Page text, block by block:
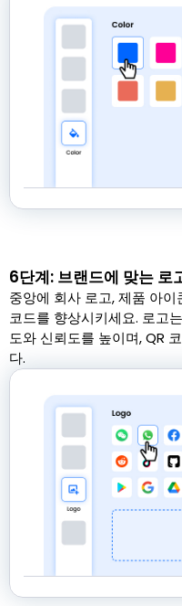
6단계: 브랜드에 맞는 로
중앙에 회사 로고, 제품 아
코드를 향상시키세요. 로고
도와 신뢰도를 높이며, QR
다.